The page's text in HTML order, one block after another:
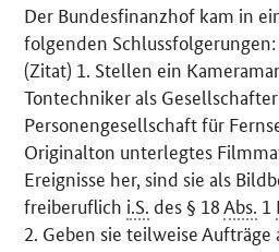
Der Bundesfinanzhof kam in
folgenden Schlussfolgerungen:
(Zitat) 1. Stellen ein
Tontechniker als
Personengesellschaft für
Originalton unterlegtes
Ereignisse her, sind sie als
freiberuflich i.S. des § 18Abs. 1
2. Geben sie teilweise Aufträge